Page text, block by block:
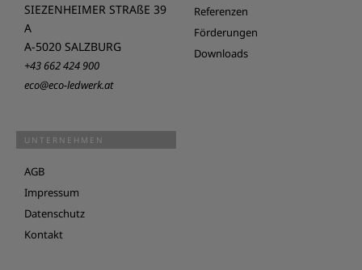
SIEZENHEIMER STRAßE 39
A
A-5020 SALZBURG
+43 662 424 900
eco@eco-ledwerk.at
Referenzen
Förderungen
Downloads
UNTERNEHMEN
AGB
Impressum
Datenschutz
Kontakt